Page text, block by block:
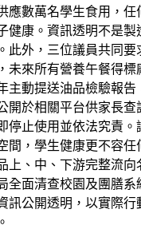
應數萬名學生食用，任
健康。資訊透明不是製
此外，三位議員共同要
未來所有營養午餐得標
主動提送油品檢驗報告
開於相關平台供家長查
停止使用並依法究責。
間，學生健康更不容任
上、中、下游完整流向
全面清查校園及團膳系
訊公開透明，以實際行